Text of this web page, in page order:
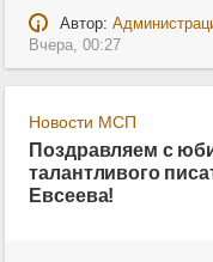
Автор:
Вчера, 00:27
Новости МСП
Поздравляем с
талантливого
Евсеева!